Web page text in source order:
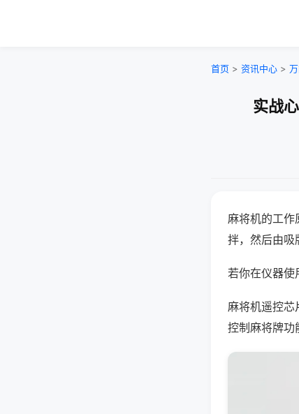
首页 > 资讯中心 >
实战
麻将机的工作
拌，然后由吸
若你在仪器使
麻将机遥控芯
控制麻将牌功